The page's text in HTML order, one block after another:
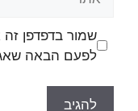
שמור בדפדפן
לפעם הבאה